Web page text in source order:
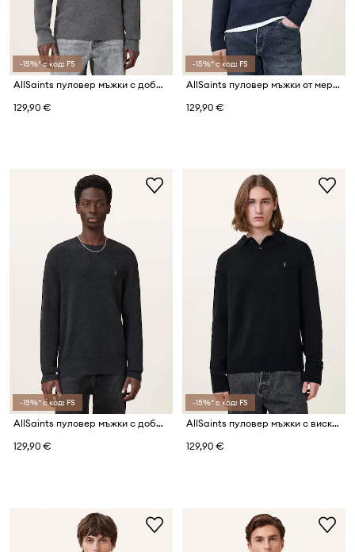
-15%* с код: FS
AllSaints пуловер мъжки с добавена вълна
129,90 €
-15%* с код: FS
AllSaints пуловер мъжки от мериносова вълна
129,90 €
-15%* с код: FS
AllSaints пуловер мъжки с добавена вълна
129,90 €
-15%* с код: FS
AllSaints пуловер мъжки с вискоза STATTEN
129,90 €